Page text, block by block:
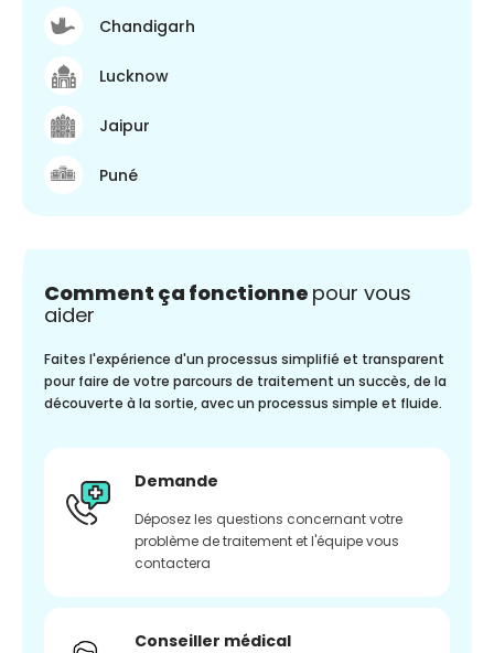
Chandigarh
Lucknow
Jaipur
Puné
Comment ça fonctionne pour vous
aider
Faites l'expérience d'un processus simplifié et transparent
pour faire de votre parcours de traitement un succès, de la
découverte à la sortie, avec un processus simple et fluide.
Demande
Déposez les questions concernant votre
problème de traitement et l'équipe vous
contactera
Conseiller médical